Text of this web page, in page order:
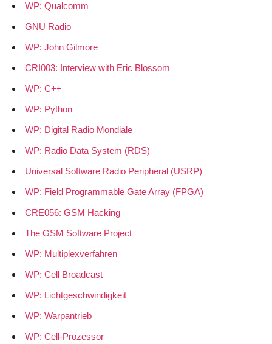
WP: Qualcomm
GNU Radio
WP: John Gilmore
CRI003: Interview with Eric Blossom
WP: C++
WP: Python
WP: Digital Radio Mondiale
WP: Radio Data System (RDS)
Universal Software Radio Peripheral (USRP)
WP: Field Programmable Gate Array (FPGA)
CRE056: GSM Hacking
The GSM Software Project
WP: Multiplexverfahren
WP: Cell Broadcast
WP: Lichtgeschwindigkeit
WP: Warpantrieb
WP: Cell-Prozessor